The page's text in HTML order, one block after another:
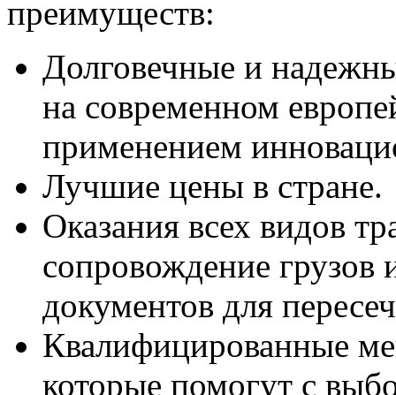
преимуществ:
Долговечные и
на современном
применением
Лучшие цены в стране.
Оказания всех видов
сопровождение
документов для
Квалифицированные
которые помогут с